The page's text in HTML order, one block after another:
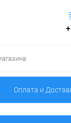
Оплата и